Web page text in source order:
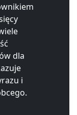
dla
i